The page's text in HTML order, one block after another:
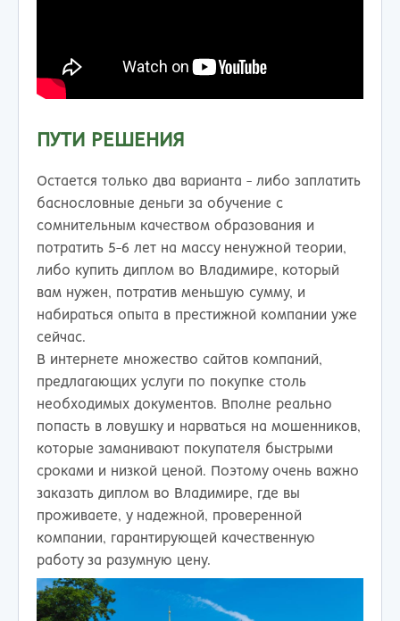
ПУТИ РЕШЕНИЯ
Остается только два варианта - либо заплатить
баснословные деньги за обучение с
сомнительным качеством образования и
потратить 5-6 лет на массу ненужной теории,
либо купить диплом во Владимире, который
вам нужен, потратив меньшую сумму, и
набираться опыта в престижной компании уже
сейчас.
В интернете множество сайтов компаний,
предлагающих услуги по покупке столь
необходимых документов. Вполне реально
попасть в ловушку и нарваться на мошенников,
которые заманивают покупателя быстрыми
сроками и низкой ценой. Поэтому очень важно
заказать диплом во Владимире, где вы
проживаете, у надежной, проверенной
компании, гарантирующей качественную
работу за разумную цену.